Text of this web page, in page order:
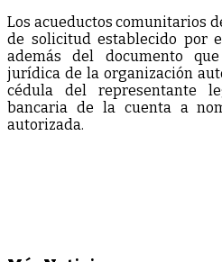
Los acueductos comunitarios
de solicitud establecido por
además del documento
jurídica de la organización
cédula del representante
bancaria de la cuenta a
autorizada.